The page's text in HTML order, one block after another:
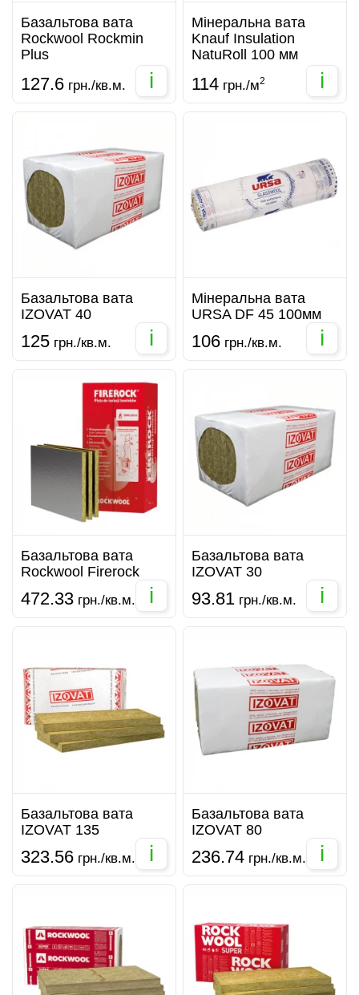
Базальтова вата
Rockwool Rockmin
Plus
127.6 грн./кв.м. i
Мінеральна вата
Knauf Insulation
NatuRoll 100 мм
114 грн./м2 i
Базальтова вата
IZOVAT 40
125 грн./кв.м. i
Мінеральна вата
URSA DF 45 100мм
106 грн./кв.м. i
Базальтова вата
Rockwool Firerock
472.33 грн./кв.м. i
Базальтова вата
IZOVAT 30
93.81 грн./кв.м. i
Базальтова вата
IZOVAT 135
323.56 грн./кв.м. i
Базальтова вата
IZOVAT 80
236.74 грн./кв.м. i